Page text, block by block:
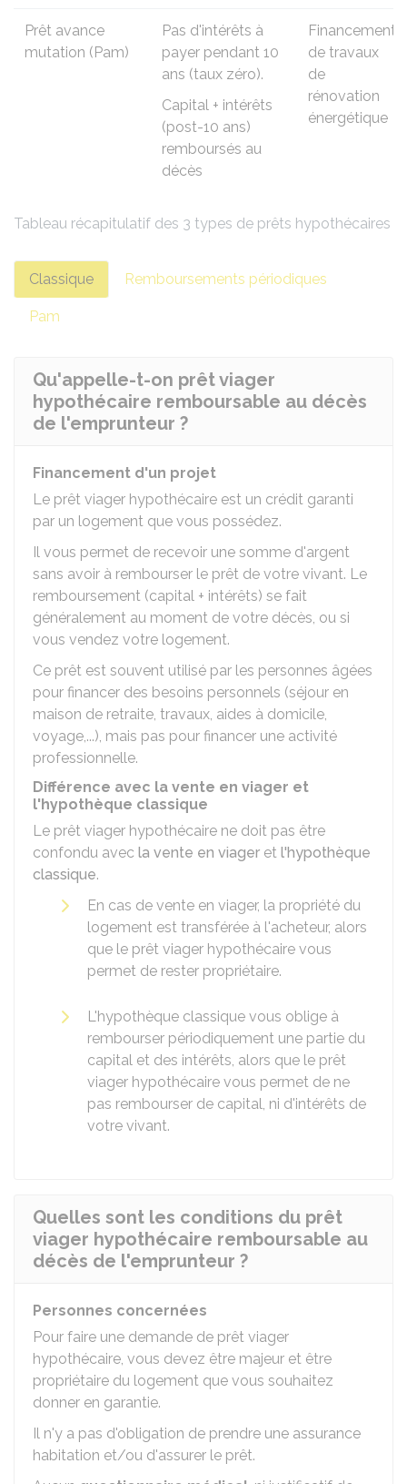
Tableau récapitulatif des 3 types de prêts hypothécaires
Prêt avance
mutation (Pam)
Pas d'intérêts à
payer pendant 10
ans (taux zéro).
Capital + intérêts
(post-10 ans)
remboursés au
décès
Financement
de travaux
de
rénovation
énergétique
Classique Remboursements périodiques
Pam
Qu'appelle-t-on prêt viager
hypothécaire remboursable au décès
de l'emprunteur ?
Financement d'un projet
Le prêt viager hypothécaire est un crédit garanti
par un logement que vous possédez.
Il vous permet de recevoir une somme d'argent
sans avoir à rembourser le prêt de votre vivant. Le
remboursement (capital + intérêts) se fait
généralement au moment de votre décès, ou si
vous vendez votre logement.
Ce prêt est souvent utilisé par les personnes âgées
pour financer des besoins personnels (séjour en
maison de retraite, travaux, aides à domicile,
voyage,...), mais pas pour financer une activité
professionnelle.
Différence avec la vente en viager et
l'hypothèque classique
Le prêt viager hypothécaire ne doit pas être
confondu avec la vente en viager et l'hypothèque
classique.
En cas de vente en viager, la propriété du
logement est transférée à l'acheteur, alors
que le prêt viager hypothécaire vous
permet de rester propriétaire.
L'hypothèque classique vous oblige à
rembourser périodiquement une partie du
capital et des intérêts, alors que le prêt
viager hypothécaire vous permet de ne
pas rembourser de capital, ni d'intérêts de
votre vivant.
Quelles sont les conditions du prêt
viager hypothécaire remboursable au
décès de l'emprunteur ?
Personnes concernées
Pour faire une demande de prêt viager
hypothécaire, vous devez être majeur et être
propriétaire du logement que vous souhaitez
donner en garantie.
Il n'y a pas d'obligation de prendre une assurance
habitation et/ou d'assurer le prêt.